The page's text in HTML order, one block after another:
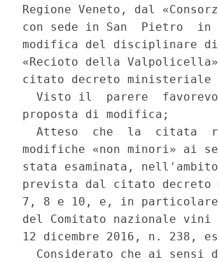
Regione Veneto, dal
con sede in San  Pietro
modifica del disciplinare
«Recioto della
citato decreto ministeriale
Visto il  parere
proposta di modifica;
Atteso  che  la  citata
modifiche «non minori» ai
stata esaminata,
prevista dal citato decreto
7, 8 e 10, e, in
del Comitato nazionale
12 dicembre 2016, n. 238,
Considerato che ai sensi